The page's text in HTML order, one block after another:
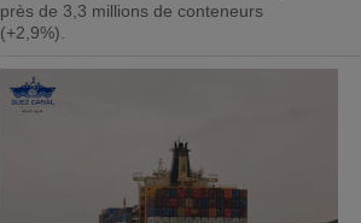
près de 3,3 millions de conteneurs
(+2,9%).